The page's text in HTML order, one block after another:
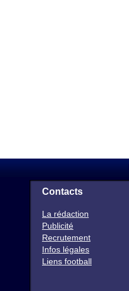
Contacts
La rédaction
Publicité
Recrutement
Infos légales
Liens football